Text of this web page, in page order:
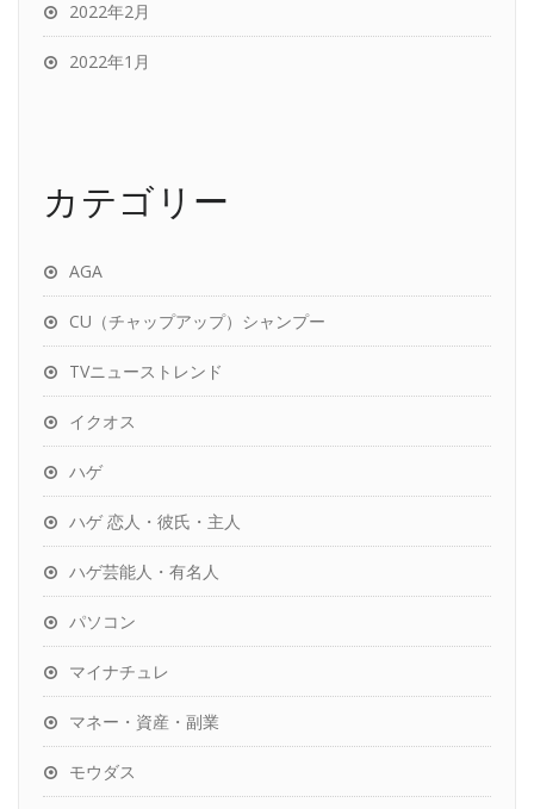
2022年2月
2022年1月
カテゴリー
AGA
CU（チャップアップ）シャンプー
TVニューストレンド
イクオス
ハゲ
ハゲ 恋人・彼氏・主人
ハゲ芸能人・有名人
パソコン
マイナチュレ
マネー・資産・副業
モウダス